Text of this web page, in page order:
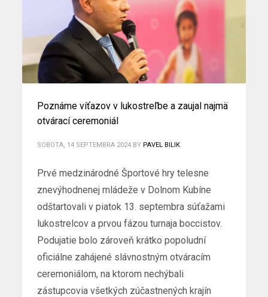
Poznáme víťazov v lukostreľbe a zaujal najmä
otvárací ceremoniál
SOBOTA, 14 SEPTEMBRA 2024 BY PAVEL BILIK
Prvé medzinárodné Športové hry telesne
znevýhodnenej mládeže v Dolnom Kubíne
odštartovali v piatok 13. septembra súťažami
lukostrelcov a prvou fázou turnaja boccistov.
Podujatie bolo zároveň krátko popoludní
oficiálne zahájené slávnostným otváracím
ceremoniálom, na ktorom nechýbali
zástupcovia všetkých zúčastnených krajín